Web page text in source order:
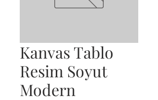
Kanvas Tablo
Resim Soyut
Modern